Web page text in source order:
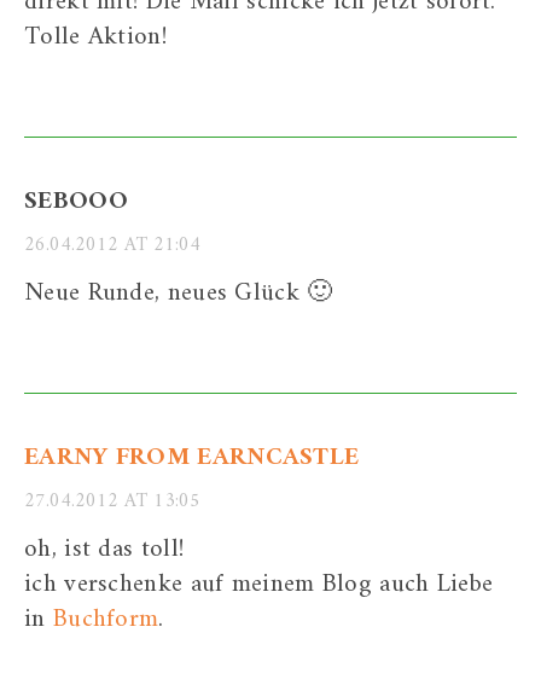
Tolle Aktion!
SEBOOO
26.04.2012 AT 21:04
Neue Runde, neues Glück 🙂
EARNY FROM EARNCASTLE
27.04.2012 AT 13:05
oh, ist das toll!
ich verschenke auf meinem Blog auch Liebe
inBuchform.